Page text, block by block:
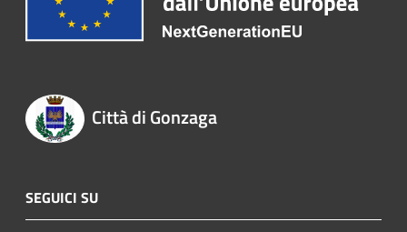
Città di Gonzaga
SEGUICI SU